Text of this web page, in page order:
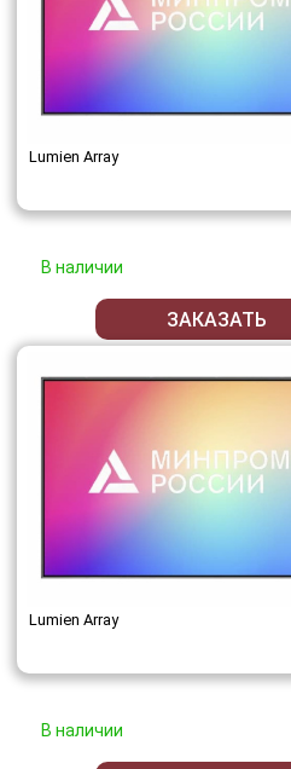
Lumien Array
В наличии
ЗАКАЗАТЬ
Lumien Array
В наличии